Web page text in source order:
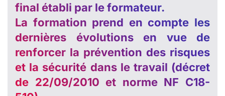
final établi par le formateur.
La formation prend en compte les
dernières évolutions en vue de
renforcer la prévention des risques
et la sécurité dans le travail (décret
de 22/09/2010 et norme NF C18-